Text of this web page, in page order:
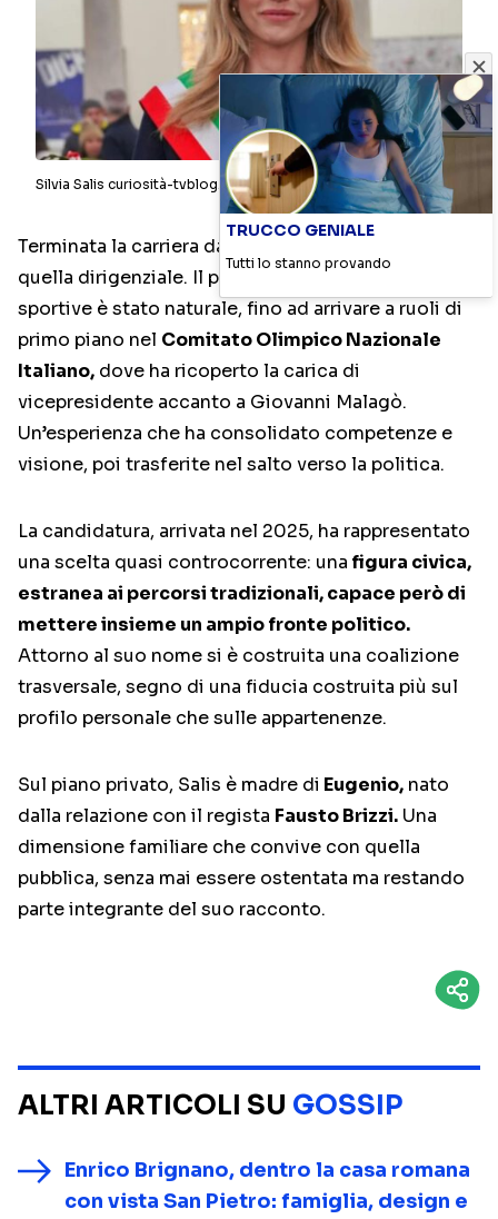
Silvia Salis curiosità-tvblog.it
Terminata la carriera da atleta, una nuova fase:
quella dirigenziale. Il passaggio alle istituzioni
sportive è stato naturale, fino ad arrivare a ruoli di
primo piano nel Comitato Olimpico Nazionale
Italiano, dove ha ricoperto la carica di
vicepresidente accanto a Giovanni Malagò.
Un’esperienza che ha consolidato competenze e
visione, poi trasferite nel salto verso la politica.
La candidatura, arrivata nel 2025, ha rappresentato
una scelta quasi controcorrente: una figura civica,
estranea ai percorsi tradizionali, capace però di
mettere insieme un ampio fronte politico.
Attorno al suo nome si è costruita una coalizione
trasversale, segno di una fiducia costruita più sul
profilo personale che sulle appartenenze.
Sul piano privato, Salis è madre di Eugenio, nato
dalla relazione con il regista Fausto Brizzi. Una
dimensione familiare che convive con quella
pubblica, senza mai essere ostentata ma restando
parte integrante del suo racconto.
ALTRI ARTICOLI SU GOSSIP
Enrico Brignano, dentro la casa romana
con vista San Pietro: famiglia, design e
TRUCCO GENIALE
Tutti lo stanno provando